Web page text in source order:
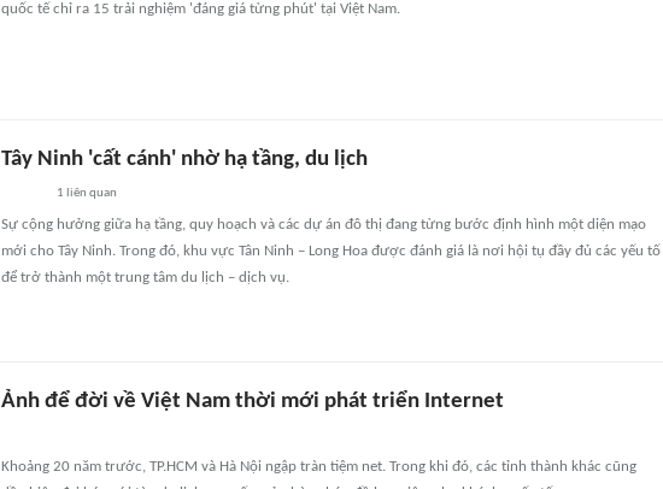
quốc tế chỉ ra 15 trải nghiệm 'đáng giá từng phút' tại Việt Nam.
Tây Ninh 'cất cánh' nhờ hạ tầng, du lịch
1 liên quan
Sự cộng hưởng giữa hạ tầng, quy hoạch và các dự án đô thị đang từng bước định hình một diện mạo
mới cho Tây Ninh. Trong đó, khu vực Tân Ninh – Long Hoa được đánh giá là nơi hội tụ đầy đủ các yếu tố
để trở thành một trung tâm du lịch – dịch vụ.
Ảnh để đời về Việt Nam thời mới phát triển Internet
Khoảng 20 năm trước, TP.HCM và Hà Nội ngập tràn tiệm net. Trong khi đó, các tỉnh thành khác cũng